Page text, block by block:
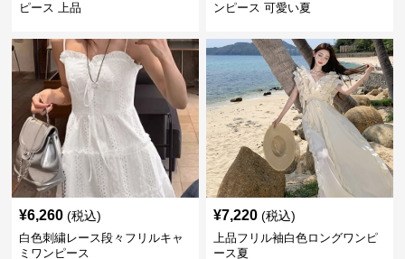
ピース 上品
ンピース 可愛い夏
¥6,260 (税込)
白色刺繍レース段々フリルキャ
ミワンピース
¥7,220 (税込)
上品フリル袖白色ロングワンピ
ース夏